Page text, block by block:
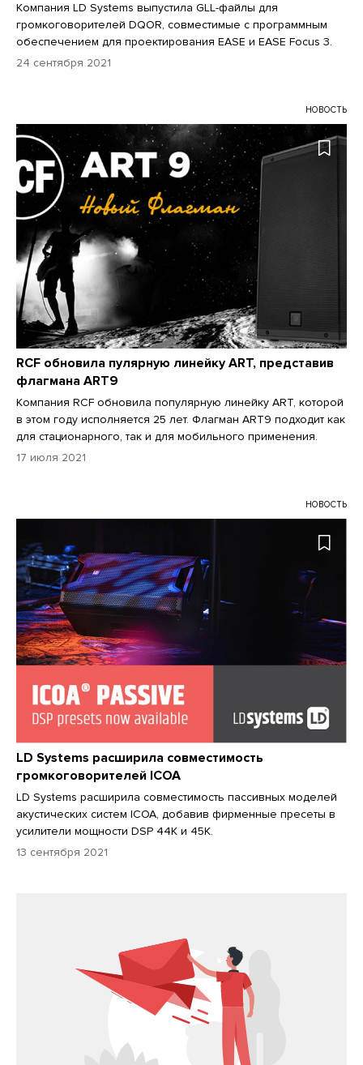
Компания LD Systems выпустила GLL-файлы для
громкоговорителей DQOR, совместимые с программным
обеспечением для проектирования EASE и EASE Focus 3.
24 сентября 2021
НОВОСТЬ
RCF обновила пулярную линейку ART, представив
флагмана ART9
Компания RCF обновила популярную линейку ART, которой
в этом году исполняется 25 лет. Флагман ART9 подходит как
для стационарного, так и для мобильного применения.
17 июля 2021
НОВОСТЬ
LD Systems расширила совместимость
громкоговорителей ICOA
LD Systems расширила совместимость пассивных моделей
акустических систем ICOA, добавив фирменные пресеты в
усилители мощности DSP 44K и 45K.
13 сентября 2021